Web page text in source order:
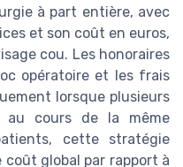
à part entière, avec
et son coût en euros,
cou. Les honoraires
opératoire et les frais
lorsque plusieurs
au cours de la même
cette stratégie
global par rapport à